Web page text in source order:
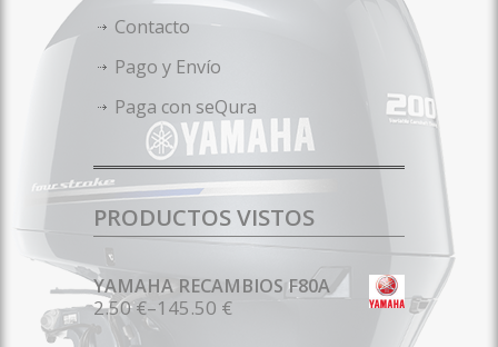
Contacto
Pago y Envío
Paga con seQura
PRODUCTOS VISTOS
YAMAHA RECAMBIOS F80A
2.50 €–145.50 €